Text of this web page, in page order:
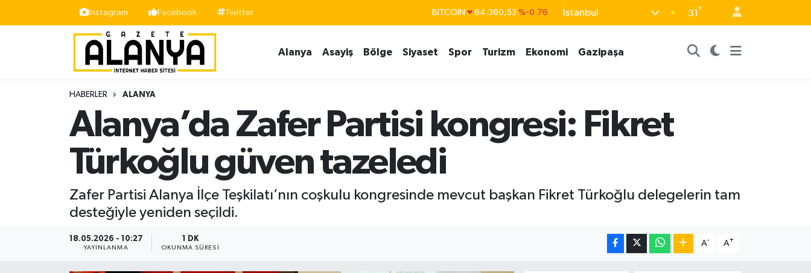
İnstagram Facebook Twitter
DOLAR 47,7069 %0.17
EURO 55,0265 %0.01
İstanbul 31 °
Alanya Asayiş Bölge Siyaset Spor Turizm Ekonomi Gazipaşa
HABERLER ALANYA
Alanya’da Zafer Partisi kongresi: Fikret
Türkoğlu güven tazeledi
Zafer Partisi Alanya İlçe Teşkilatı’nın coşkulu kongresinde mevcut başkan Fikret Türkoğlu delegelerin tam
desteğiyle yeniden seçildi.
18.05.2026 - 10:27
YAYINLANMA
1 DK
OKUNMA SÜRESI
A- A+
Siyaset
İstanbul Nöbetçi Eczaneler
İstanbul Hava Durumu
Süper Lig Puan Durumu ve Fikstür
Tüm Manşetler
Son Dakika Haberleri